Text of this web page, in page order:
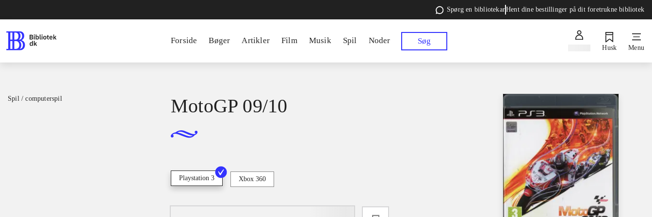
Spørg en bibliotekarHent dine bestillinger på dit foretrukne bibliotek
Forside Bøger Artikler Film Musik Spil Noder Søg
Husk Menu
Spil / computerspil MotoGP 09/10
Playstation 3 Xbox 360